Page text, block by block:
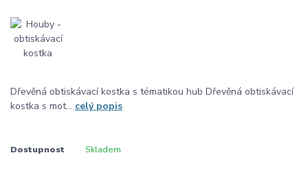
Dřevěná obtiskávací kostka s tématikou hub Dřevěná obtiskávací
kostka s mot... celý popis
Dostupnost Skladem